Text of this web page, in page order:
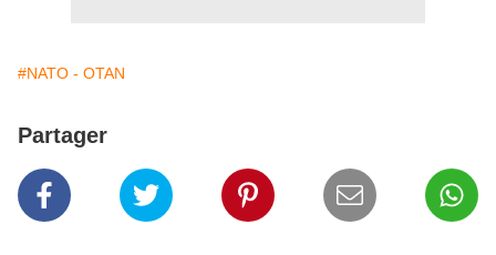
#NATO - OTAN
Partager